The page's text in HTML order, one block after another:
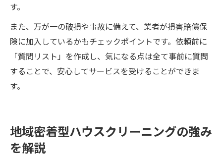
す。
また、万が一の破損や事故に備えて、業者が損害賠償保
険に加入しているかもチェックポイントです。依頼前に
「質問リスト」を作成し、気になる点は全て事前に質問
することで、安心してサービスを受けることができま
す。
地域密着型ハウスクリーニングの強み
を解説